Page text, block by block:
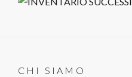
CHI SIAMO